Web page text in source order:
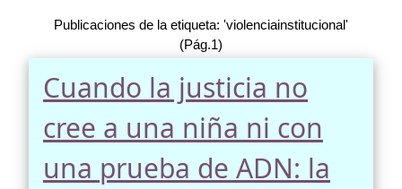
Publicaciones de la etiqueta: 'violenciainstitucional'
(Pág.1)
Cuando la justicia no
cree a una niña ni con
una prueba de ADN: la